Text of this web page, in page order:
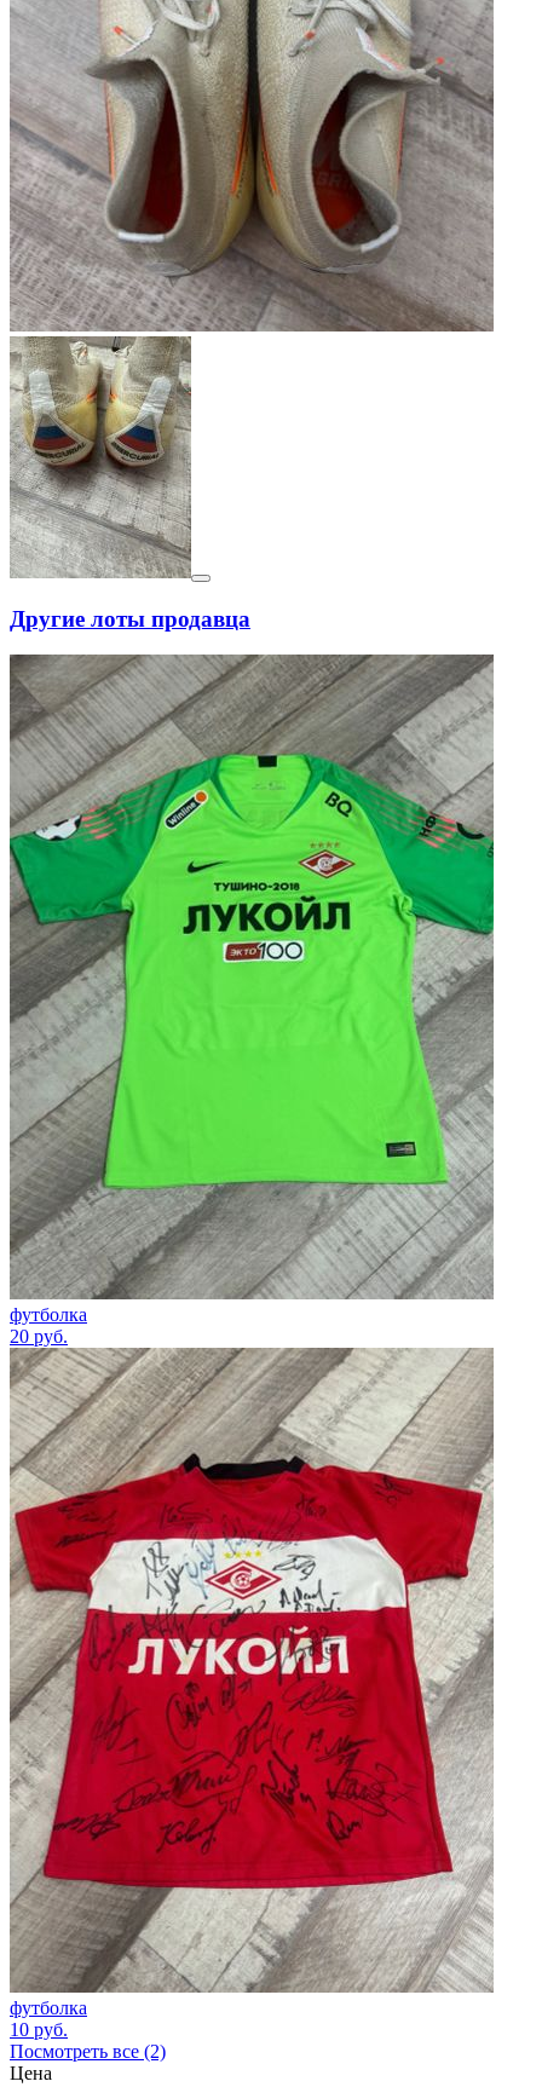
Другие лоты продавца
футболка
20 руб.
футболка
10 руб.
Посмотреть все (2)
Цена